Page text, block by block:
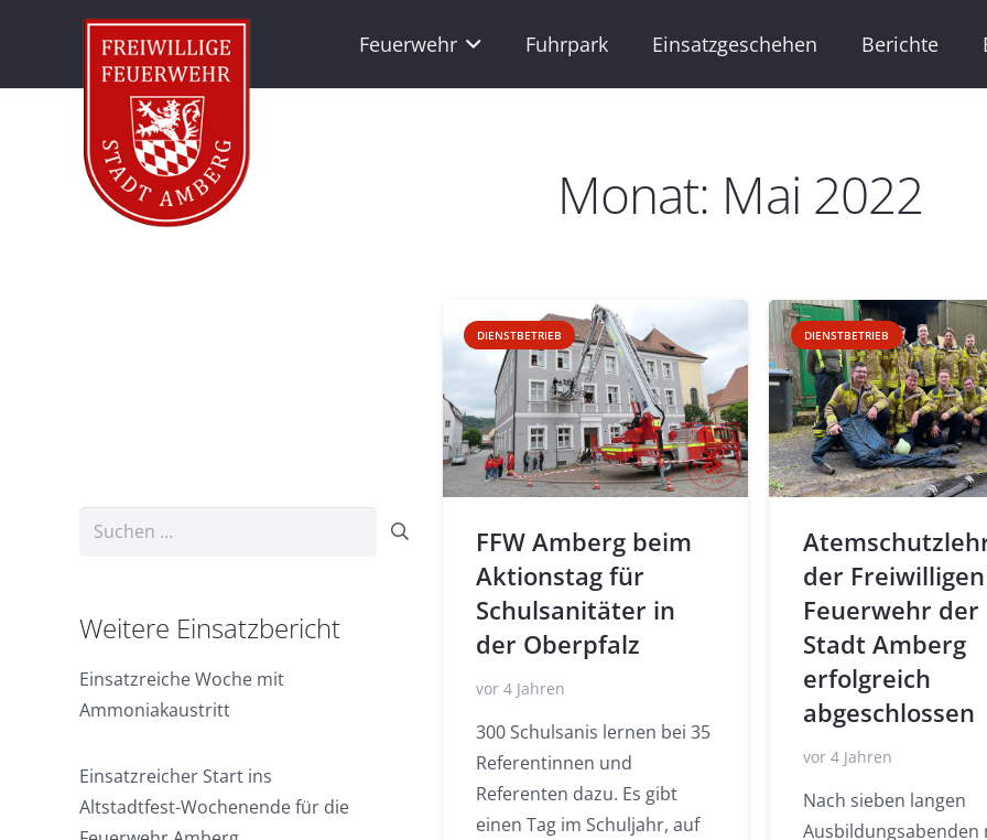
Feuerwehr Fuhrpark Einsatzgeschehen Berichte
Monat: Mai 2022
DIENSTBETRIEB
FFW Amberg beim
Aktionstag für
Schulsanitäter in
der Oberpfalz
vor 4 Jahren
300 Schulsanis lernen bei 35
Referentinnen und
Referenten dazu. Es gibt
einen Tag im Schuljahr, auf
DIENSTBETRIEB
der Freiwilligen
Feuerwehr der
Stadt Amberg
erfolgreich
abgeschlossen
vor 4 Jahren
Nach sieben langen
Ausbildungsabenden
Suchen
Weitere Einsatzbericht
Einsatzreiche Woche mit
Ammoniakaustritt
Einsatzreicher Start ins
Altstadtfest-Wochenende für die